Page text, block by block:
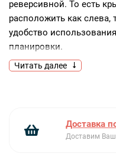
реверсивной. То есть
расположить как слева,
удобство
планировки.
Ключевые преимущества:
Читать далее
Доставка
Доставим Ваш